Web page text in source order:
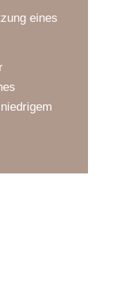
eines